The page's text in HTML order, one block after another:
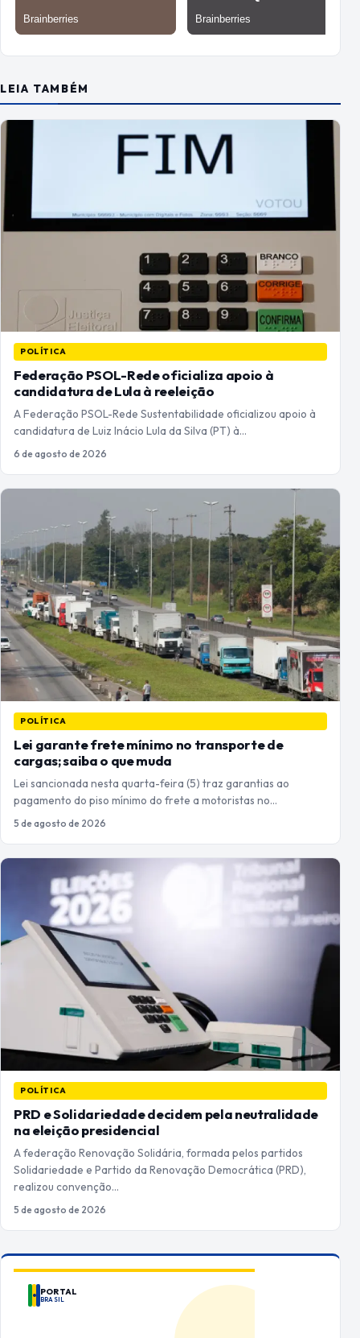
LEIA TAMBÉM
POLÍTICA
Federação PSOL-Rede oficializa apoio à
candidatura de Lula à reeleição
A Federação PSOL-Rede Sustentabilidade oficializou apoio à
candidatura de Luiz Inácio Lula da Silva (PT) à…
6 de agosto de 2026
POLÍTICA
Lei garante frete mínimo no transporte de
cargas; saiba o que muda
Lei sancionada nesta quarta-feira (5) traz garantias ao
pagamento do piso mínimo do frete a motoristas no…
5 de agosto de 2026
POLÍTICA
PRD e Solidariedade decidem pela neutralidade
na eleição presidencial
A federação Renovação Solidária, formada pelos partidos
Solidariedade e Partido da Renovação Democrática (PRD),
realizou convenção…
5 de agosto de 2026
PORTAL
BRASIL